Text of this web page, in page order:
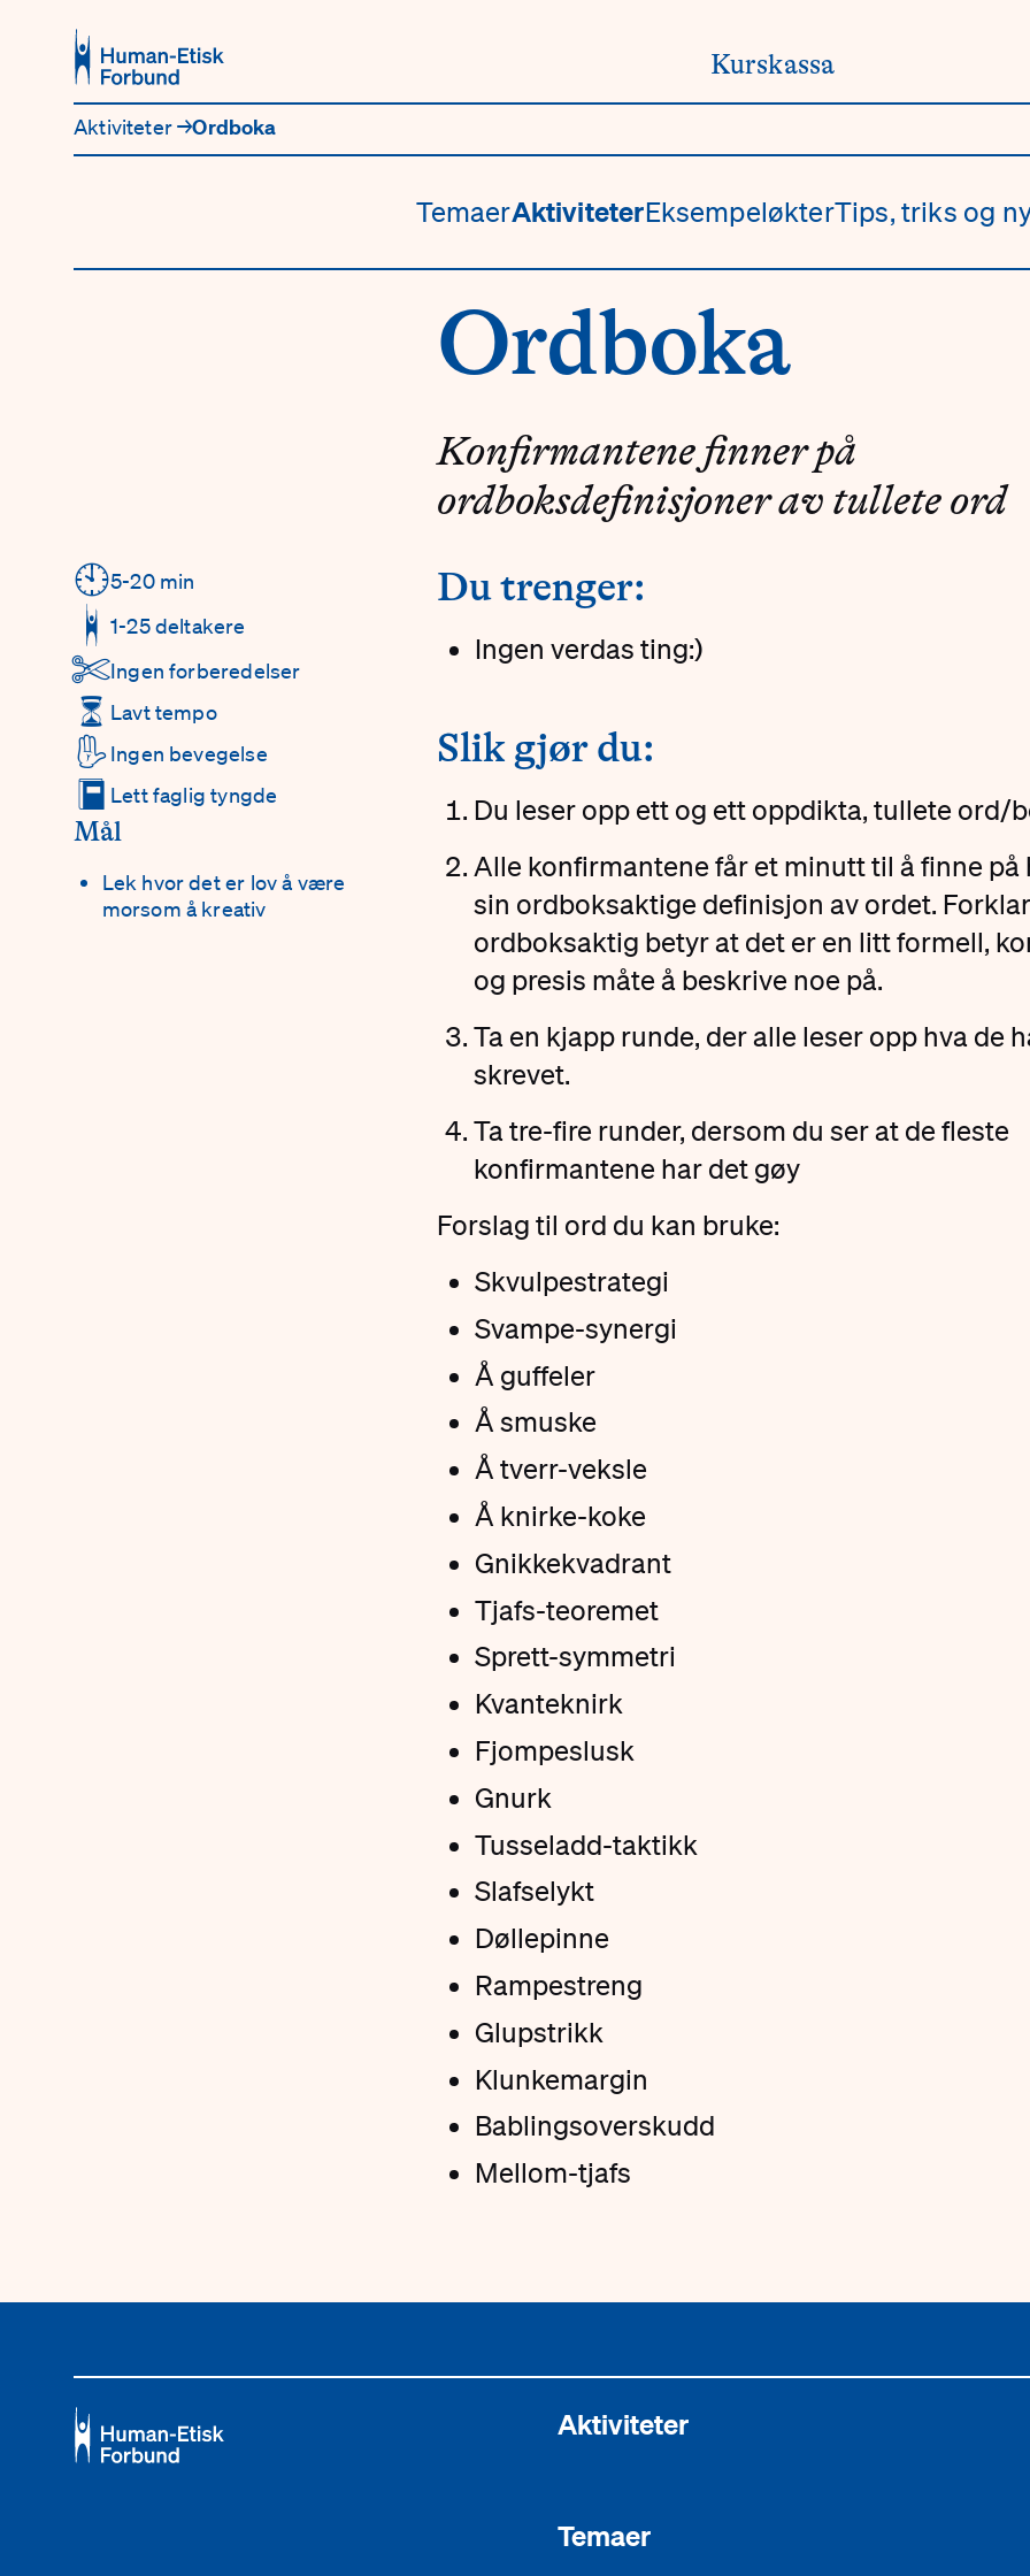
Kurskassa
Aktiviteter→Ordboka
TemaerAktiviteterEksempeløkterTips, triks og
Ordboka
Konfirmantene finner på
ordboksdefinisjoner av tullete ord
Detaljer
🕙5-20 min
1-25 deltakere
✄Ingen forberedelser
⏳ Lavt tempo
✋Ingen bevegelse
📕 Lett faglig tyngde
Mål
Lek hvor det er lov å være
morsom å kreativ
#
Du trenger:
Ingen verdas ting:)
#
Slik gjør du:
Du leser opp ett og ett oppdikta, tullete ord/
Alle konfirmantene får et minutt til å finne på
sin ordboksaktige definisjon av ordet.
ordboksaktig betyr at det er en litt formell,
og presis måte å beskrive noe på.
Ta en kjapp runde, der alle leser opp hva de
skrevet.
Ta tre-fire runder, dersom du ser at de fleste
konfirmantene har det gøy
Forslag til ord du kan bruke:
Skvulpestrategi
Svampe-synergi
Å guffeler
Å smuske
Å tverr-veksle
Å knirke-koke
Gnikkekvadrant
Tjafs-teoremet
Sprett-symmetri
Kvanteknirk
Fjompeslusk
Gnurk
Tusseladd-taktikk
Slafselykt
Døllepinne
Rampestreng
Glupstrikk
Klunkemargin
Bablingsoverskudd
Mellom-tjafs
Aktiviteter
Temaer